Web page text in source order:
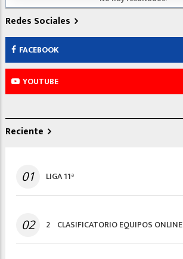
Redes Sociales
FACEBOOK
YOUTUBE
Reciente
01 LIGA 11ª
02 2º CLASIFICATORIO EQUIPOS ONLINE